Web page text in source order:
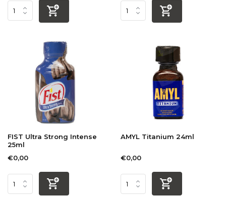
FIST Ultra Strong Intense
25ml
€0,00
AMYL Titanium 24ml
€0,00